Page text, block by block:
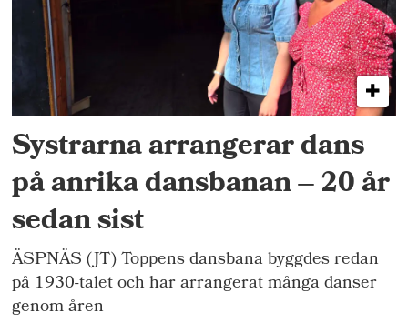
Systrarna arrangerar dans
på anrika dansbanan – 20 år
sedan sist
ÄSPNÄS (JT) Toppens dansbana byggdes redan
på 1930-talet och har arrangerat många danser
genom åren